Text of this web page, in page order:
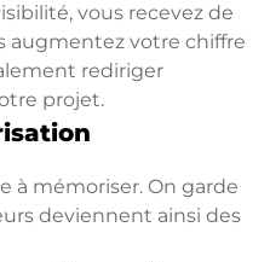
vous recevez de
augmentez votre chiffre
rediriger
projet.
à mémoriser. On garde
deviennent ainsi des